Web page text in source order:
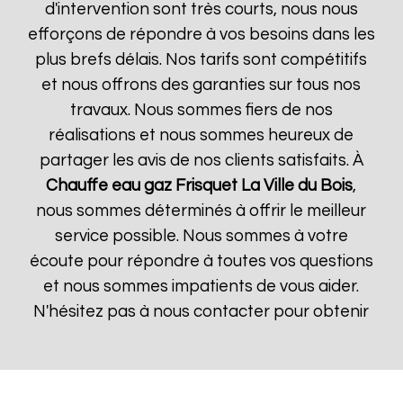
d'intervention sont très courts, nous nous
efforçons de répondre à vos besoins dans les
plus brefs délais. Nos tarifs sont compétitifs
et nous offrons des garanties sur tous nos
travaux. Nous sommes fiers de nos
réalisations et nous sommes heureux de
partager les avis de nos clients satisfaits. À
Chauffe eau gaz Frisquet La Ville du Bois,
nous sommes déterminés à offrir le meilleur
service possible. Nous sommes à votre
écoute pour répondre à toutes vos questions
et nous sommes impatients de vous aider.
N'hésitez pas à nous contacter pour obtenir